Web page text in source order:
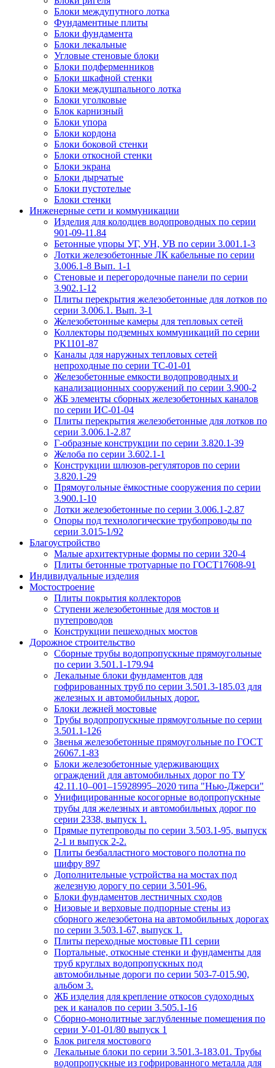
Блоки междупутного лотка
Фундаментные плиты
Блоки фундамента
Блоки лекальные
Угловые стеновые блоки
Блоки подферменников
Блоки шкафной стенки
Блоки междушпального лотка
Блоки уголковые
Блок карнизный
Блоки упора
Блоки кордона
Блоки боковой стенки
Блоки откосной стенки
Блоки экрана
Блоки дырчатые
Блоки пустотелые
Блоки стенки
Инженерные сети и коммуникации
Изделия для колодцев водопроводных по серии
901-09-11.84
Бетонные упоры УГ, УН, УВ по серии 3.001.1-3
Лотки железобетонные ЛК кабельные по серии
3.006.1-8 Вып. 1-1
Стеновые и перегородочные панели по серии
3.902.1-12
Плиты перекрытия железобетонные для лотков по
серии 3.006.1. Вып. 3-1
Железобетонные камеры для тепловых сетей
Коллекторы подземных коммуникаций по серии
РК1101-87
Каналы для наружных тепловых сетей
непроходные по серии ТС-01-01
Железобетонные емкости водопроводных и
канализационных сооружений по серии 3.900-2
ЖБ элементы сборных железобетонных каналов
по серии ИС-01-04
Плиты перекрытия железобетонные для лотков по
серии 3.006.1-2.87
Г-образные конструкции по серии 3.820.1-39
Желоба по серии 3.602.1-1
Конструкции шлюзов-регуляторов по серии
3.820.1-29
Прямоугольные ёмкостные сооружения по серии
3.900.1-10
Лотки железобетонные по серии 3.006.1-2.87
Опоры под технологические трубопроводы по
серии 3.015-1/92
Благоустройство
Малые архитектурные формы по серии 320-4
Плиты бетонные тротуарные по ГОСТ17608-91
Индивидуальные изделия
Мостостроение
Плиты покрытия коллекторов
Ступени железобетонные для мостов и
путепроводов
Конструкции пешеходных мостов
Дорожное строительство
Сборные трубы водопропускные прямоугольные
по серии 3.501.1-179.94
Лекальные блоки фундаментов для
гофрированных труб по серии 3.501.3-185.03 для
железных и автомобильных дорог.
Блоки лежней мостовые
Трубы водопропускные прямоугольные по серии
3.501.1-126
Звенья железобетонные прямоугольные по ГОСТ
26067.1-83
Блоки железобетонные удерживающих
ограждений для автомобильных дорог по ТУ
42.11.10–001–15928995–2020 типа "Нью-Джерси"
Унифицированные косогорные водопропускные
трубы для железных и автомобильных дорог по
серии 2338, выпуск 1.
Прямые путепроводы по серии 3.503.1-95, выпуск
2-1 и выпуск 2-2.
Плиты безбалластного мостового полотна по
шифру 897
Дополнительные устройства на мостах под
железную дорогу по серии 3.501-96.
Блоки фундаментов лестничных сходов
Низовые и верховые подпорные стены из
сборного железобетона на автомобильных дорогах
по серии 3.503.1-67, выпуск 1.
Плиты переходные мостовые П1 серии
Портальные, откосные стенки и фундаменты для
труб круглых водопропускных под
автомобильные дороги по серии 503-7-015.90,
альбом 3.
ЖБ изделия для крепление откосов судоходных
рек и каналов по серии 3.505.1-16
Сборно-монолитные заглубленные помещения по
серии У-01-01/80 выпуск 1
Блок ригеля мостового
Лекальные блоки по серии 3.501.3-183.01. Трубы
водопропускные из гофрированного металла для